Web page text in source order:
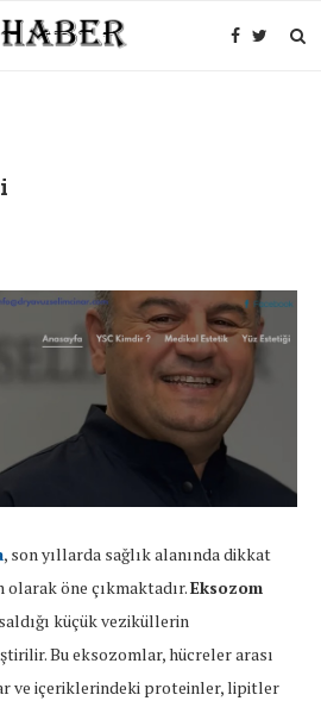
, son yıllarda sağlık alanında dikkat
öne çıkmaktadır.Eksozom
küçük veziküllerin
Bu eksozomlar, hücreler arası
ve içeriklerindeki proteinler, lipitler